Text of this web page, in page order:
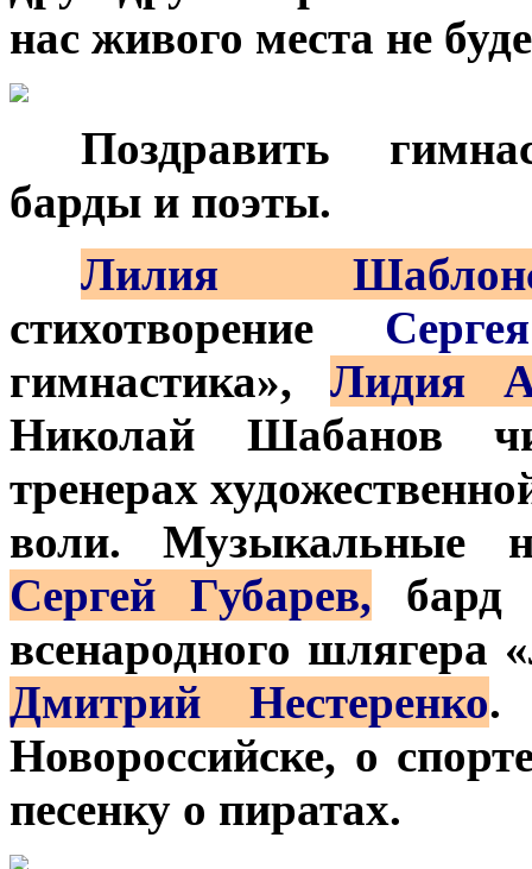
нас живого места не
Поздравить
барды и поэты.
Лилия
стихотворение
гимнастика», Лидия
Николай Шабанов
тренерах
воли. Музыкальные
Сергей Губарев,
всенародного
Дмитрий Нестеренко.
Новороссийске, о
песенку о пиратах.